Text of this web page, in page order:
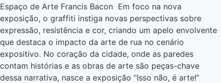
Espaço de Arte Francis Bacon Em foco na nova
exposição, o graffiti instiga novas perspectivas sobre
expressão, resistência e cor, criando um apelo envolvente
que destaca o impacto da arte de rua no cenário
expositivo. No coração da cidade, onde as paredes
contam histórias e as obras de arte são peças-chave
dessa narrativa, nasce a exposição “Isso não, é arte!”